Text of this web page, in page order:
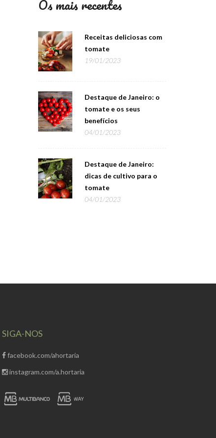
Os mais recentes
Receitas deliciosas com
tomate
19/01/2023
Destaque de Janeiro: o
tomate e os seus
benefícios
04/01/2023
Destaque de Janeiro:
dicas de cultivo para o
tomate
04/01/2023
SIGA-NOS
facebook.com/ahortaria
instagram.com/a.hortaria